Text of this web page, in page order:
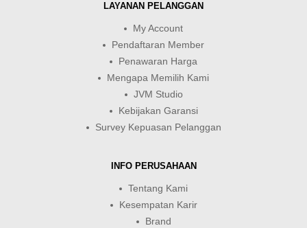
LAYANAN PELANGGAN
My Account
Pendaftaran Member
Penawaran Harga
Mengapa Memilih Kami
JVM Studio
Kebijakan Garansi
Survey Kepuasan Pelanggan
INFO PERUSAHAAN
Tentang Kami
Kesempatan Karir
Brand